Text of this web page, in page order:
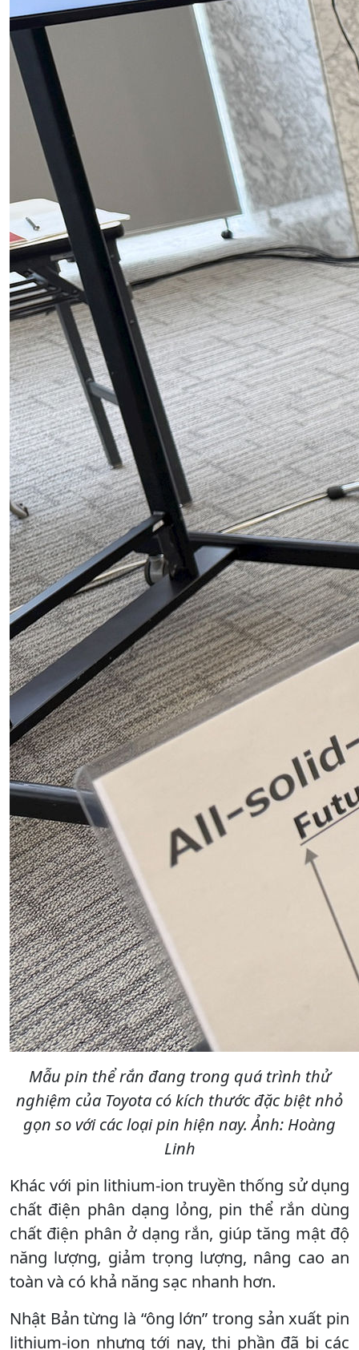
Mẫu pin thể rắn đang trong quá trình thử
nghiệm của Toyota có kích thước đặc biệt nhỏ
gọn so với các loại pin hiện nay. Ảnh: Hoàng
Linh
Khác với pin lithium-ion truyền thống sử dụng
chất điện phân dạng lỏng, pin thể rắn dùng
chất điện phân ở dạng rắn, giúp tăng mật độ
năng lượng, giảm trọng lượng, nâng cao an
toàn và có khả năng sạc nhanh hơn.
Nhật Bản từng là “ông lớn” trong sản xuất pin
lithium-ion nhưng tới nay, thị phần đã bị các